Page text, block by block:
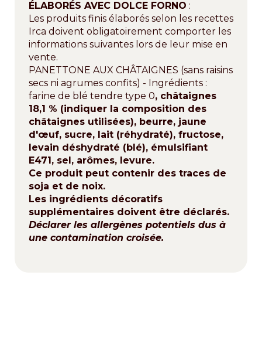
ÉLABORÉS AVEC DOLCE FORNO :
Les produits finis élaborés selon les recettes
Irca doivent obligatoirement comporter les
informations suivantes lors de leur mise en
vente.
PANETTONE AUX CHÂTAIGNES (sans raisins
secs ni agrumes confits) - Ingrédients :
farine de blé tendre type 0, châtaignes
18,1 % (indiquer la composition des
châtaignes utilisées), beurre, jaune
d'œuf, sucre, lait (réhydraté), fructose,
levain déshydraté (blé), émulsifiant
E471, sel, arômes, levure.
Ce produit peut contenir des traces de
soja et de noix.
Les ingrédients décoratifs
supplémentaires doivent être déclarés.
Déclarer les allergènes potentiels dus à
une contamination croisée.